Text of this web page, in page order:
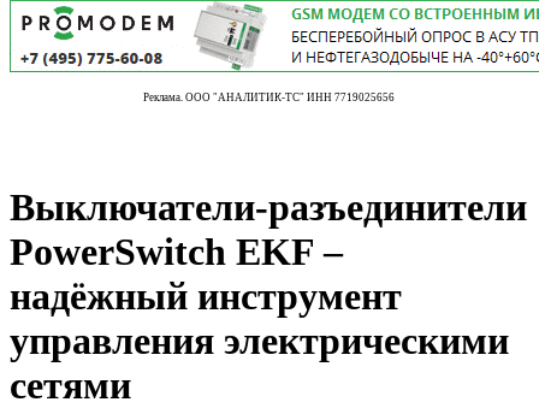
Реклама. ООО "АНАЛИТИК-ТС" ИНН 7719025656
Выключатели-разъединители
PowerSwitch EKF –
надёжный инструмент
управления электрическими
сетями